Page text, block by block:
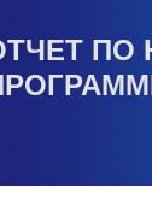
ПО